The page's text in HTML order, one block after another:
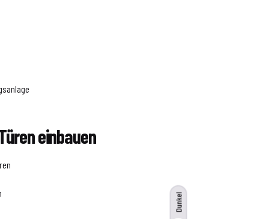
Dunkel
einbauen